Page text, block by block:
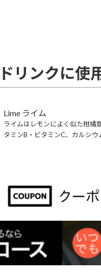
リンクに使
Lime ライム
ライムはレモンによく似た柑橘
タミンB・ビタミンC、カルシ